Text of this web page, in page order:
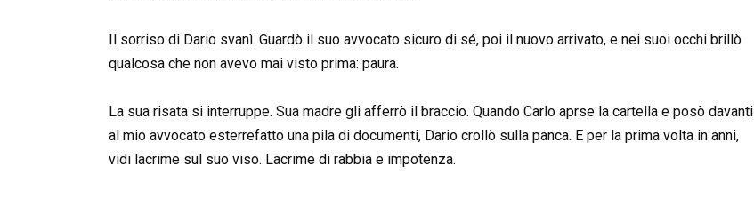
Il sorriso di Dario svanì. Guardò il suo avvocato sicuro di sé, poi il nuovo arrivato, e nei suoi occhi brillò
qualcosa che non avevo mai visto prima: paura.
La sua risata si interruppe. Sua madre gli afferrò il braccio. Quando Carlo aprse la cartella e posò davanti
al mio avvocato esterrefatto una pila di documenti, Dario crollò sulla panca. E per la prima volta in anni,
vidi lacrime sul suo viso. Lacrime di rabbia e impotenza.